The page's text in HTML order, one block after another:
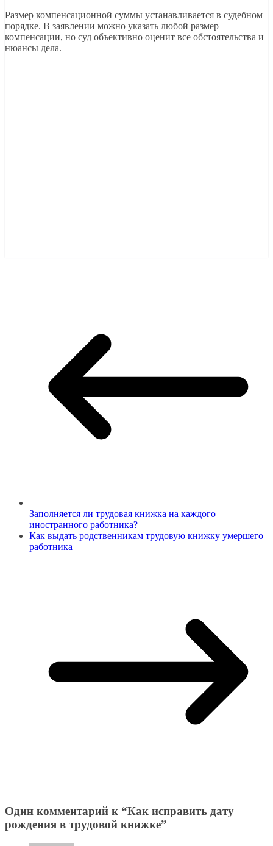
Размер компенсационной суммы устанавливается в судебном
порядке. В заявлении можно указать любой размер
компенсации, но суд объективно оценит все обстоятельства и
нюансы дела.
Заполняется ли трудовая книжка на каждого
иностранного работника?
Как выдать родственникам трудовую книжку умершего
работника
Один комментарий к “Как исправить дату
рождения в трудовой книжке”